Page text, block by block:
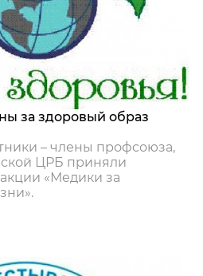
за здоровый образ
– члены профсоюза,
ЦРБ приняли
«Медики за